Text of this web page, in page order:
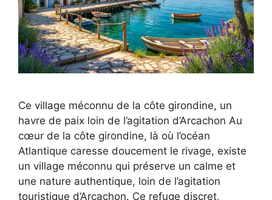
Ce village méconnu de la côte girondine, un
havre de paix loin de l’agitation d’Arcachon Au
cœur de la côte girondine, là où l’océan
Atlantique caresse doucement le rivage, existe
un village méconnu qui préserve un calme et
une nature authentique, loin de l’agitation
touristique d’Arcachon. Ce refuge discret,